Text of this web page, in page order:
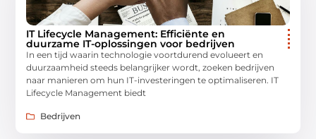
IT Lifecycle Management: Efficiënte en
duurzame IT-oplossingen voor bedrijven
In een tijd waarin technologie voortdurend evolueert en
duurzaamheid steeds belangrijker wordt, zoeken bedrijven
naar manieren om hun IT-investeringen te optimaliseren. IT
Lifecycle Management biedt
Bedrijven